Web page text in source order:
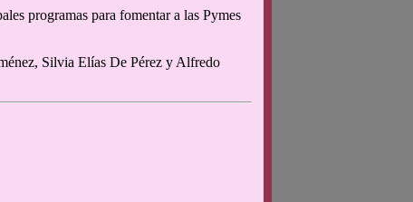
programas para fomentar a las Pymes
Silvia Elías De Pérez y Alfredo